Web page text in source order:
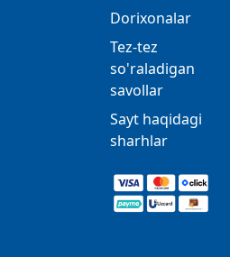
Dorixonalar
Tez-tez
so'raladigan
savollar
Sayt haqidagi
sharhlar